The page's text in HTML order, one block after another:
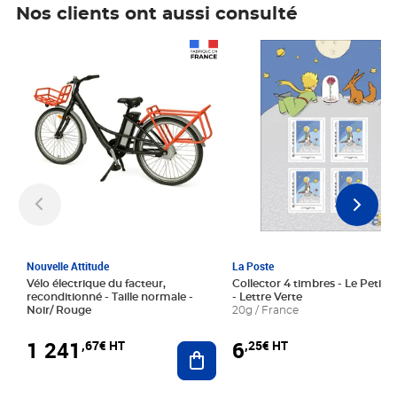
Nos clients ont aussi consulté
Nouvelle Attitude
Vélo électrique du facteur,
reconditionné - Taille normale -
Noir/ Rouge
1 241 ,67€ HT Ajouter au panier
La Poste
Collector 4 timbres - Le Petit
- Lettre Verte
20g / France
6,25€ HT
Prix 6,25€ HT